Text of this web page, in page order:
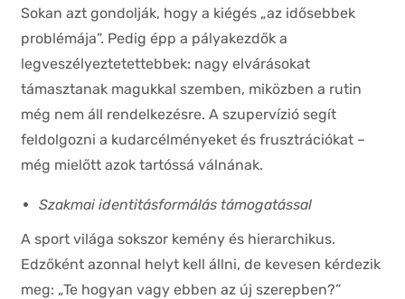
Sokan azt gondolják, hogy a kiégés „az idősebbek
problémája”. Pedig épp a pályakezdők a
legveszélyeztetettebbek: nagy elvárásokat
támasztanak magukkal szemben, miközben a rutin
még nem áll rendelkezésre. A szupervízió segít
feldolgozni a kudarcélményeket és frusztrációkat –
még mielőtt azok tartóssá válnának.
Szakmai identitásformálás támogatással
A sport világa sokszor kemény és hierarchikus.
Edzőként azonnal helyt kell állni, de kevesen kérdezik
meg: „Te hogyan vagy ebben az új szerepben?”